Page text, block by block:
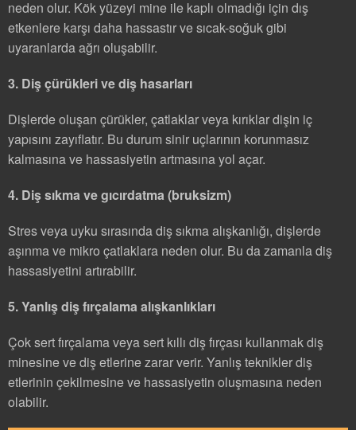
neden olur. Kök yüzeyi mine ile kaplı olmadığı için dış
etkenlere karşı daha hassastır ve sıcak-soğuk gibi
uyaranlarda ağrı oluşabilir.
3. Diş çürükleri ve diş hasarları
Dişlerde oluşan çürükler, çatlaklar veya kırıklar dişin iç
yapısını zayıflatır. Bu durum sinir uçlarının korunmasız
kalmasına ve hassasiyetin artmasına yol açar.
4. Diş sıkma ve gıcırdatma (bruksizm)
Stres veya uyku sırasında diş sıkma alışkanlığı, dişlerde
aşınma ve mikro çatlaklara neden olur. Bu da zamanla diş
hassasiyetini artırabilir.
5. Yanlış diş fırçalama alışkanlıkları
Çok sert fırçalama veya sert kıllı diş fırçası kullanmak diş
minesine ve diş etlerine zarar verir. Yanlış teknikler diş
etlerinin çekilmesine ve hassasiyetin oluşmasına neden
olabilir.